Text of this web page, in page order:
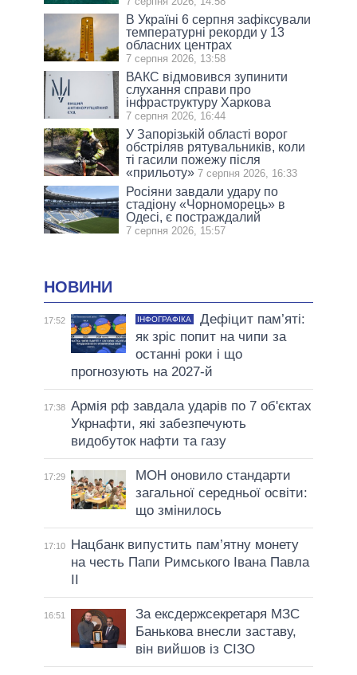
В Україні 6 серпня зафіксували
температурні рекорди у 13
обласних центрах
7 серпня 2026, 13:58
ВАКС відмовився зупинити
слухання справи про
інфраструктуру Харкова
7 серпня 2026, 16:44
У Запорізькій області ворог
обстріляв рятувальників, коли
ті гасили пожежу після
«прильоту» 7 серпня 2026, 16:33
Росіяни завдали удару по
стадіону «Чорноморець» в
Одесі, є постраждалий
7 серпня 2026, 15:57
НОВИНИ
17:52 ІНФОГРАФІКА
Дефіцит пам’яті:
як зріс попит на чипи за
останні роки і що
прогнозують на 2027-й
17:38 Армія рф завдала ударів по 7 об'єктах
Укрнафти, які забезпечують
видобуток нафти та газу
17:29
МОН оновило стандарти
загальної середньої освіти:
що змінилось
17:10
Нацбанк випустить пам’ятну монету
на честь Папи Римського Івана Павла
16:51
За ексдержсекретаря МЗС
Банькова внесли заставу,
він вийшов із СІЗО